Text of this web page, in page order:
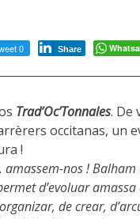
0 Share
Trad’Oc’Tonnales. De
occitanas, un
!
amassem-nos !
d’evoluar
de crear,